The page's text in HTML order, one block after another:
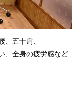
、五十肩、
、全身の疲労感など